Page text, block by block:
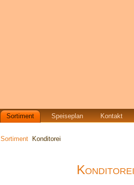
Sortiment Speiseplan Kontakt
Sortiment Konditorei
Konditorei